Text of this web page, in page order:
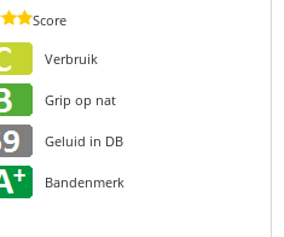
Score
Verbruik
Grip op nat
Geluid in DB
Bandenmerk